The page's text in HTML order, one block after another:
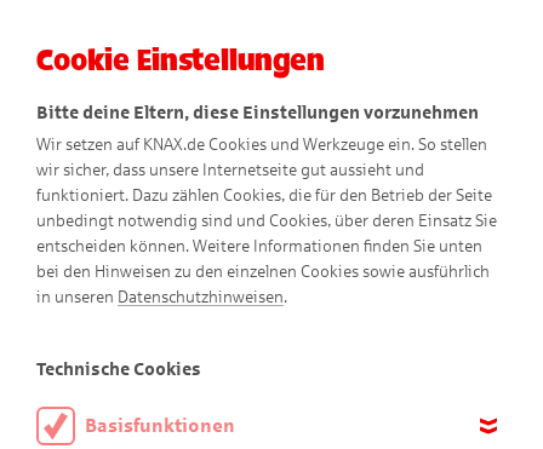
Cookie Einstellungen
Bitte deine Eltern, diese Einstellungen vorzunehmen
Wir setzen auf KNAX.de Cookies und Werkzeuge ein. So stellen
wir sicher, dass unsere Internetseite gut aussieht und
funktioniert. Dazu zählen Cookies, die für den Betrieb der Seite
unbedingt notwendig sind und Cookies, über deren Einsatz Sie
entscheiden können. Weitere Informationen finden Sie unten
bei den Hinweisen zu den einzelnen Cookies sowie ausführlich
in unseren Datenschutzhinweisen.
Technische Cookies
Basisfunktionen